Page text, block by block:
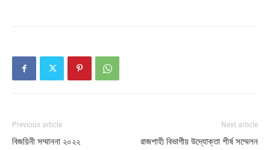
Previous article
বিজয়িনী সম্মাননা ২০২২
Next article
রাজশাহী বিভাগীয় উদ্যোক্তা শীর্ষ সম্মেলন